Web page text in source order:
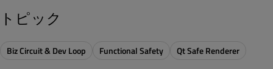
トピック
Biz Circuit & Dev Loop Functional Safety Qt Safe Renderer